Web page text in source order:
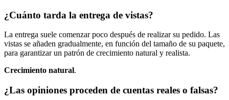
¿Cuánto tarda la entrega de vistas?
La entrega suele comenzar poco después de realizar su pedido. Las
vistas se añaden gradualmente, en función del tamaño de su paquete,
para garantizar un patrón de crecimiento natural y realista.
Crecimiento natural.
¿Las opiniones proceden de cuentas reales o falsas?